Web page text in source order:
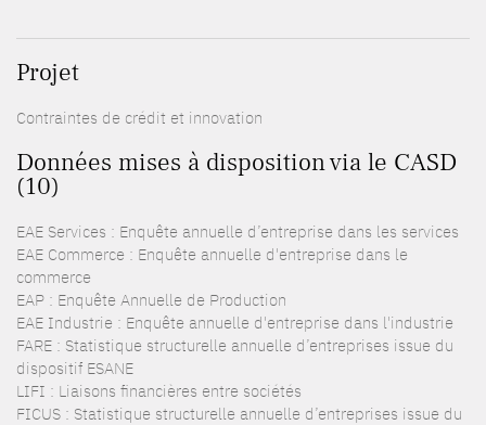
Projet
Contraintes de crédit et innovation
Données mises à disposition via le CASD
(10)
EAE Services : Enquête annuelle d’entreprise dans les services
EAE Commerce : Enquête annuelle d'entreprise dans le
commerce
EAP : Enquête Annuelle de Production
EAE Industrie : Enquête annuelle d'entreprise dans l'industrie
FARE : Statistique structurelle annuelle d’entreprises issue du
dispositif ESANE
LIFI : Liaisons financières entre sociétés
FICUS : Statistique structurelle annuelle d’entreprises issue du